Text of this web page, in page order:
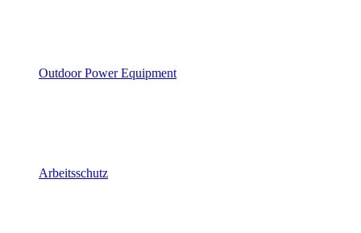
Outdoor Power Equipment
Arbeitsschutz